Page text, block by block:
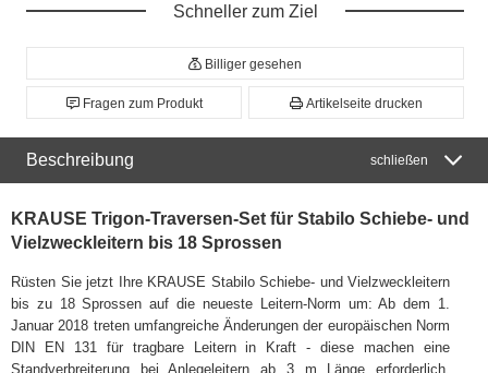
Schneller zum Ziel
Billiger gesehen
Fragen zum Produkt Artikelseite drucken
Beschreibung schließen
KRAUSE Trigon-Traversen-Set für Stabilo Schiebe- und
Vielzweckleitern bis 18 Sprossen
Rüsten Sie jetzt Ihre KRAUSE Stabilo Schiebe- und Vielzweckleitern
bis zu 18 Sprossen auf die neueste Leitern-Norm um: Ab dem 1.
Januar 2018 treten umfangreiche Änderungen der europäischen Norm
DIN EN 131 für tragbare Leitern in Kraft - diese machen eine
Standverbreiterung bei Anlegeleitern ab 3 m Länge erforderlich.